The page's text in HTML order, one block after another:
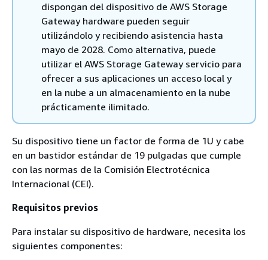
dispongan del dispositivo de AWS Storage
Gateway hardware pueden seguir
utilizándolo y recibiendo asistencia hasta
mayo de 2028. Como alternativa, puede
utilizar el AWS Storage Gateway servicio para
ofrecer a sus aplicaciones un acceso local y
en la nube a un almacenamiento en la nube
prácticamente ilimitado.
Su dispositivo tiene un factor de forma de 1U y cabe
en un bastidor estándar de 19 pulgadas que cumple
con las normas de la Comisión Electrotécnica
Internacional (CEI).
Requisitos previos
Para instalar su dispositivo de hardware, necesita los
siguientes componentes: